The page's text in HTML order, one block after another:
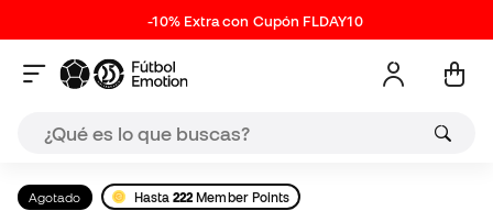
-10% Extra con Cupón FLDAY10
Agotado Hasta222 Member Points